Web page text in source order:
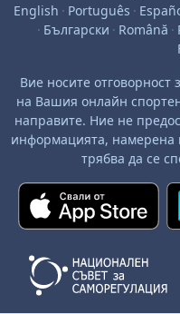
English · Português ·
· Български · Română ·
Вие носите отговорност
на Вашия онлайн
направите. Ние не
информацията, намерена
трябва да се